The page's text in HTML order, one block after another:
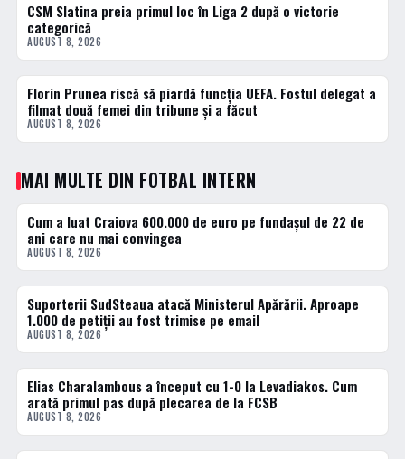
2 · TOP
CSM Slatina preia primul loc în Liga 2 după o victorie
categorică
AUGUST 8, 2026
3 · TOP
Florin Prunea riscă să piardă funcția UEFA. Fostul delegat a
filmat două femei din tribune și a făcut
AUGUST 8, 2026
MAI MULTE DIN FOTBAL INTERN
FOTBAL INTERN
Cum a luat Craiova 600.000 de euro pe fundașul de 22 de
ani care nu mai convingea
AUGUST 8, 2026
FOTBAL INTERN
Suporterii SudSteaua atacă Ministerul Apărării. Aproape
1.000 de petiții au fost trimise pe email
AUGUST 8, 2026
FOTBAL INTERN
Elias Charalambous a început cu 1-0 la Levadiakos. Cum
arată primul pas după plecarea de la FCSB
AUGUST 8, 2026